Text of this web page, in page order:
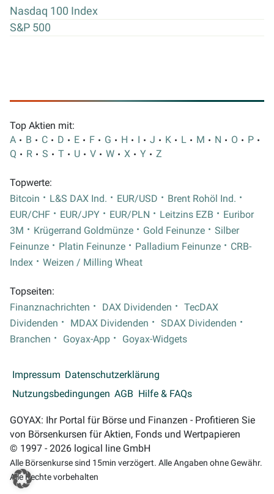
Nasdaq 100 Index
S&P 500
Top Aktien mit:
A
B C D E F G H I J K L M N O
P
Q
R S T U V W X Y Z
Topwerte:
Bitcoin
L&S DAX Ind. EUR/USD
Brent Rohöl Ind.
EUR/CHF
EUR/JPY EUR/PLN Leitzins EZB
Euribor
3M
Krügerrand Goldmünze Gold Feinunze
Silber
Feinunze
Platin Feinunze Palladium Feinunze
CRB-
Index
Weizen / Milling Wheat
Topseiten:
Finanznachrichten
DAX Dividenden
TecDAX
Dividenden
MDAX Dividenden
SDAX Dividenden
Branchen
Goyax-App Goyax-Widgets
Impressum Datenschutzerklärung
Nutzungsbedingungen AGB Hilfe & FAQs
GOYAX: Ihr Portal für Börse und Finanzen - Profitieren Sie
von Börsenkursen für Aktien, Fonds und Wertpapieren
© 1997 - 2026 logical line GmbH
Alle Börsenkurse sind 15min verzögert. Alle Angaben ohne Gewähr.
Alle Rechte vorbehalten